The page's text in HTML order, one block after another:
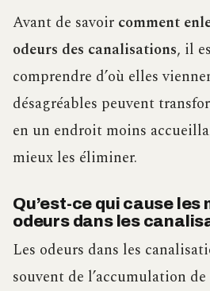
Avant de savoir comment
odeurs des canalisations, il
comprendre d’où elles
désagréables peuvent
en un endroit moins
mieux les éliminer.
Qu’est-ce qui cause les
odeurs dans les
Les odeurs dans les
souvent de l’accumulation